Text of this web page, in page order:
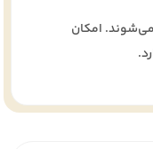
ارسال می‌شوند. امکان